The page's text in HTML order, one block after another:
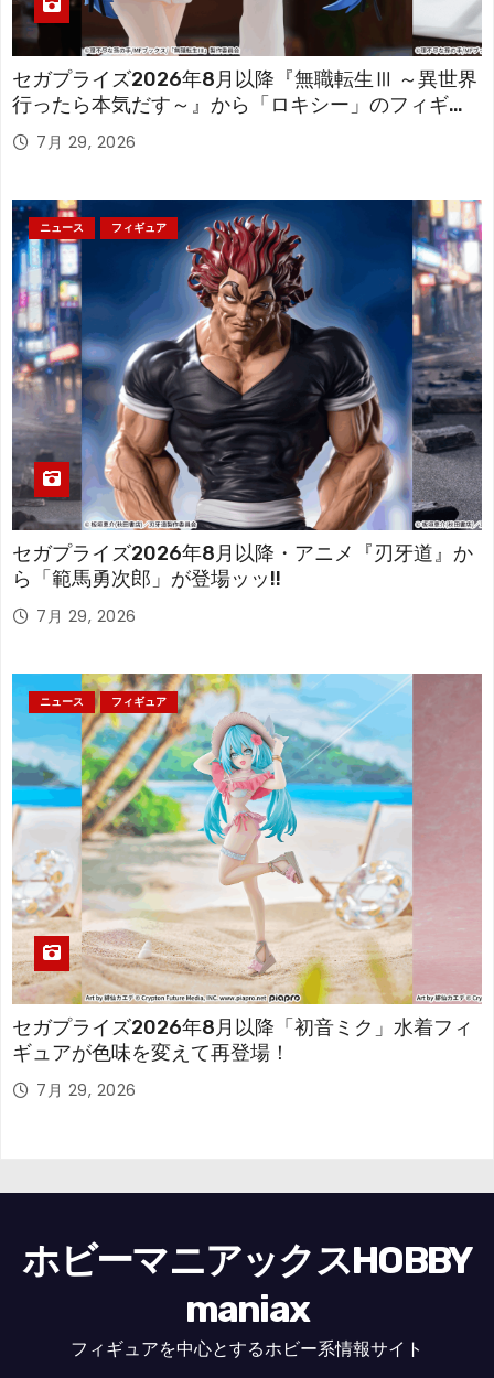
セガプライズ2026年8月以降『無職転生Ⅲ ～異世界
行ったら本気だす～』から「ロキシー」のフィギュ
アが登場！
7月 29, 2026
ニュース フィギュア
セガプライズ2026年8月以降・アニメ『刃牙道』か
ら「範馬勇次郎」が登場ッッ!!
7月 29, 2026
ニュース フィギュア
セガプライズ2026年8月以降「初音ミク」水着フィ
ギュアが色味を変えて再登場！
7月 29, 2026
ホビーマニアックスHOBBY
maniax
フィギュアを中心とするホビー系情報サイト